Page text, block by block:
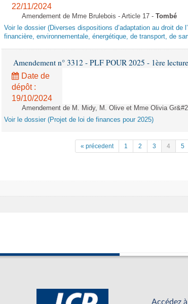
22/11/2024
Amendement de Mme Brulebois - Article 17 - Tombé
Voir le dossier (Diverses dispositions d’adaptation au droit de
financière, environnementale, énergétique, de transport, de
Amendement n° 3312 - PLF POUR 2025 - 1ère
Date de
dépôt :
19/10/2024
Amendement de M. Midy, M. Olive et Mme Olivia
Voir le dossier (Projet de loi de finances pour 2025)
« précedent 1 2 3 4 5
Accédez